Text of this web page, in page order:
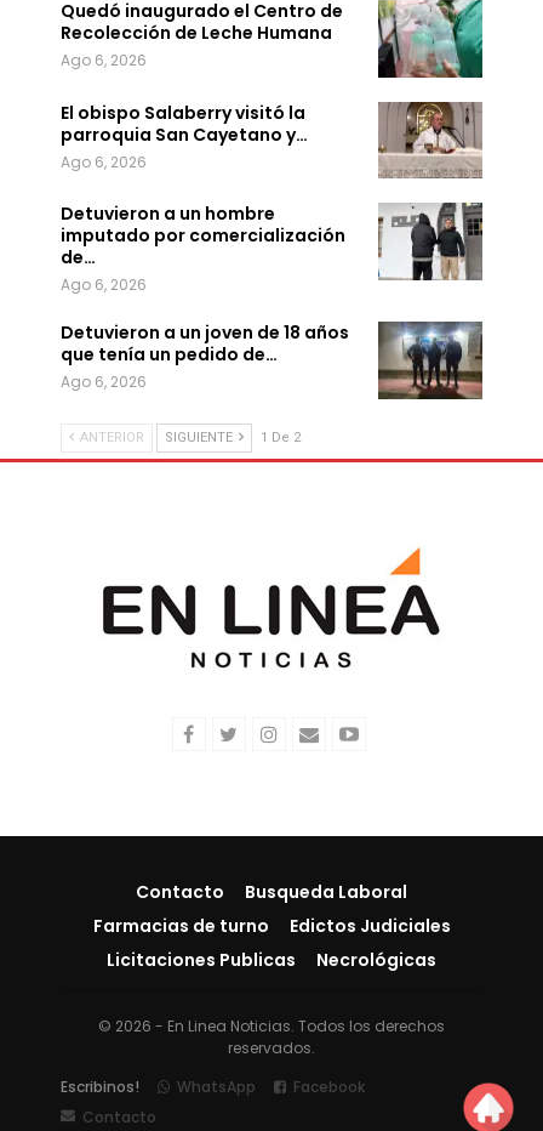
Quedó inaugurado el Centro de
Recolección de Leche Humana
Ago 6, 2026
El obispo Salaberry visitó la
parroquia San Cayetano y…
Ago 6, 2026
Detuvieron a un hombre
imputado por comercialización
de…
Ago 6, 2026
Detuvieron a un joven de 18 años
que tenía un pedido de…
Ago 6, 2026
ANTERIOR SIGUIENTE 1 De 2
Contacto
Busqueda Laboral
Farmacias de turno
Edictos Judiciales
Licitaciones Publicas
Necrológicas
© 2026 - En Linea Noticias. Todos los derechos
reservados.
Escribinos!
WhatsApp
Facebook
Contacto